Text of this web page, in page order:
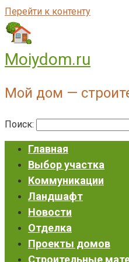
Перейти к контенту
Moiydom.ru
Мой дом —
Поиск:
Главная
Выбор участка
Коммуникации
Ландшафт
Новости
Отделка
Проекты домов
Строительные